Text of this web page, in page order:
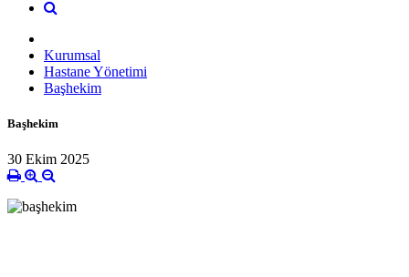
Kurumsal
Hastane Yönetimi
Başhekim
Başhekim
30 Ekim 2025